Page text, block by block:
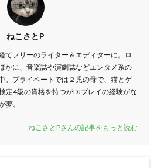
ねこさとP
てフリーのライター＆エディターに。ロ
かに、音楽誌や演劇誌などエンタメ系の
。プライベートでは２児の母で、猫とゲ
定4級の資格を持つがDJプレイの経験がな
夢。
ねこさとPさんの記事をもっと読む